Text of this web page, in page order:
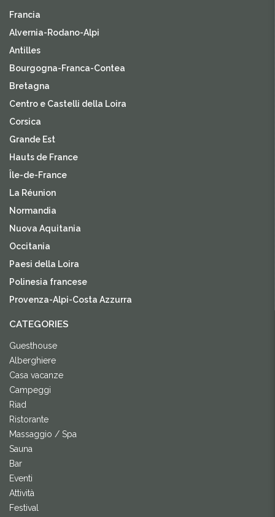
Francia
Alvernia-Rodano-Alpi
Antilles
Bourgogna-Franca-Contea
Bretagna
Centro e Castelli della Loira
Corsica
Grande Est
Hauts de France
Île-de-France
La Réunion
Normandia
Nuova Aquitania
Occitania
Paesi della Loira
Polinesia francese
Provenza-Alpi-Costa Azzurra
CATEGORIES
Guesthouse
Alberghiere
Casa vacanze
Campeggi
Riad
Ristorante
Massaggio / Spa
Sauna
Bar
Eventi
Attività
Festival